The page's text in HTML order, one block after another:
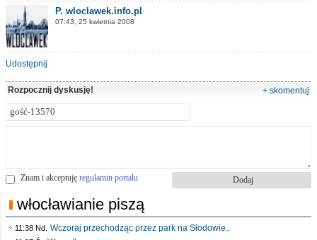
P. wloclawek.info.pl
07:43, 25 kwietnia 2008
Udostępnij
Rozpocznij dyskusję! + skomentuj
Znam i akceptuję regulamin portalu
włocławianie piszą
11:38 Nd. Wczoraj przechodząc przez park na Słodowie..